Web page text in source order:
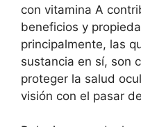
con vitamina A
beneficios y
principalmente, las
sustancia en sí, son
proteger la salud
visión con el pasar